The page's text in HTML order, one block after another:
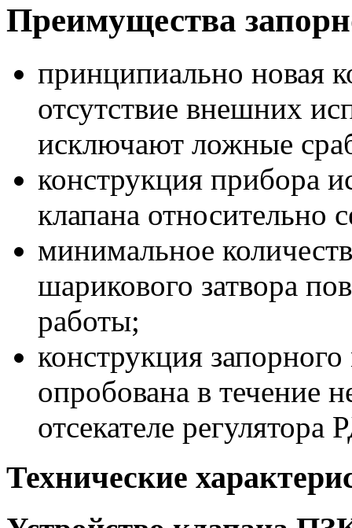
Преимущества
принципиально новая
отсутствие внешних
исключают ложные
конструкция прибора
клапана относительно
минимальное
шарикового затвора
работы;
конструкция
опробована в течение
отсекателе регулятора
Технические